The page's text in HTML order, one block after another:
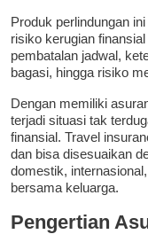
Produk perlindungan
risiko kerugian
pembatalan jadwal,
bagasi, hingga risiko
Dengan memiliki
terjadi situasi tak
finansial. Travel
dan bisa disesuaikan
domestik,
bersama keluarga.
Pengertian